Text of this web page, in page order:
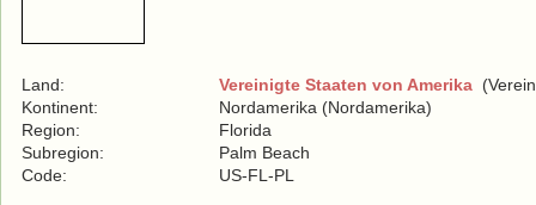
Land: Vereinigte Staaten von Amerika
Kontinent:
Nordamerika (Nordamerika)
Region:
Florida
Subregion:
Palm Beach
Code:
US-FL-PL